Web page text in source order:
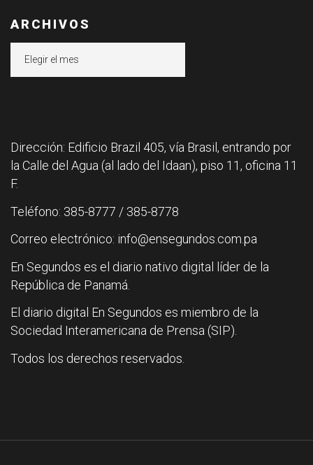
ARCHIVOS
Dirección: Edificio Brazil 405, vía Brasil, entrando por
la Calle del Agua (al lado del Idaan), piso 11, oficina 11
F.
Teléfono: 385-8777 / 385-8778
Correo electrónico: info@ensegundos.com.pa
En Segundos es el diario nativo digital líder de la
República de Panamá.
El diario digital En Segundos es miembro de la
Sociedad Interamericana de Prensa (SIP).
Todos los derechos reservados.